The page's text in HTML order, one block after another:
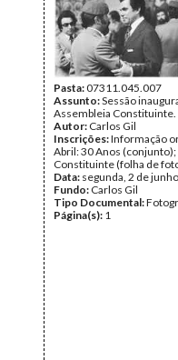
Pasta:07311.045.007
Assunto:Sessão
Assembleia Constituinte.
Autor: Carlos Gil
Inscrições:Informação
Abril: 30 Anos
Constituinte (folha de
Data: segunda, 2 de
Fundo: Carlos Gil
Tipo Documental:
Página(s): 1